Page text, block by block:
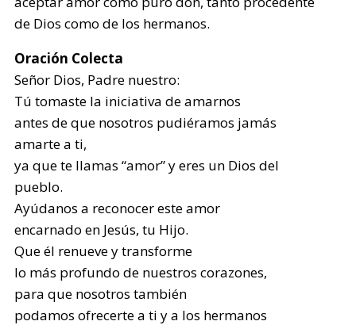
de Dios como de los hermanos.
Oración Colecta
Señor Dios, Padre nuestro:
Tú tomaste la iniciativa de amarnos
antes de que nosotros pudiéramos jamás
amarte a ti,
ya que te llamas “amor” y eres un Dios del
pueblo.
Ayúdanos a reconocer este amor
encarnado en Jesús, tu Hijo.
Que él renueve y transforme
lo más profundo de nuestros corazones,
para que nosotros también
podamos ofrecerte a ti y a los hermanos